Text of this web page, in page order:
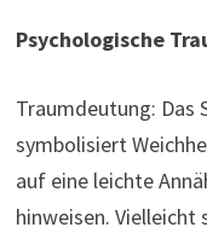
Psychologische
Traumdeutung: Das
symbolisiert
auf eine leichte
hinweisen.